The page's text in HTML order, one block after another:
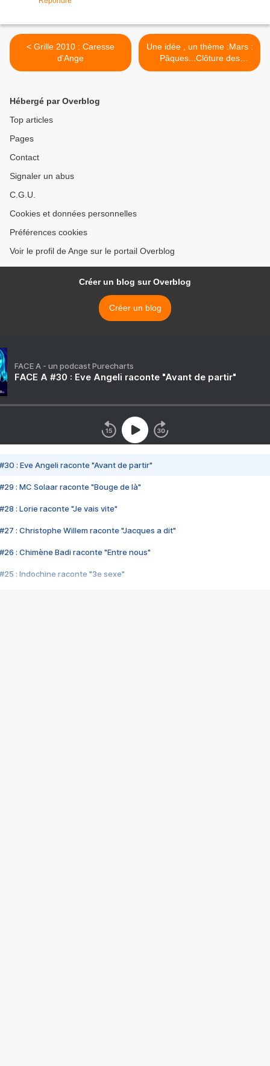
< Grille 2010 : Caresse
d'Ange
Une idée , un thème :Mars :
Pâques...Clôture des
Inscriptions >
Hébergé par Overblog
Top articles
Pages
Contact
Signaler un abus
C.G.U.
Cookies et données personnelles
Préférences cookies
Voir le profil de Ange sur le portail Overblog
Créer un blog sur Overblog
Créer un blog
FACE A - un podcast Purecharts
FACE A #30 : Eve Angeli raconte "Avant de partir"
#30 : Eve Angeli raconte "Avant de partir"
#29 : MC Solaar raconte "Bouge de là"
#28 : Lorie raconte "Je vais vite"
#27 : Christophe Willem raconte "Jacques a dit"
#26 : Chimène Badi raconte "Entre nous"
#25 : Indochine raconte "3e sexe"